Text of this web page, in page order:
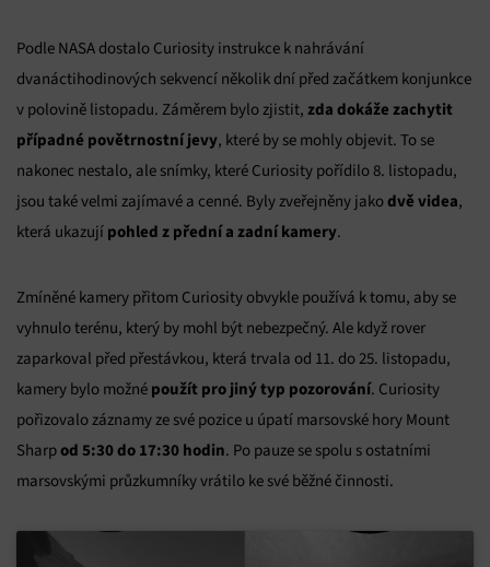
Podle NASA dostalo Curiosity instrukce k nahrávání
dvanáctihodinových sekvencí několik dní před začátkem konjunkce
v polovině listopadu. Záměrem bylo zjistit, zda dokáže zachytit
případné povětrnostní jevy, které by se mohly objevit. To se
nakonec nestalo, ale snímky, které Curiosity pořídilo 8. listopadu,
jsou také velmi zajímavé a cenné. Byly zveřejněny jakodvě videa,
která ukazují pohled z přední a zadní kamery.
Zmíněné kamery přitom Curiosity obvykle používá k tomu, aby se
vyhnulo terénu, který by mohl být nebezpečný. Ale když rover
zaparkoval před přestávkou, která trvala od 11. do 25. listopadu,
kamery bylo možné použít pro jiný typ pozorování. Curiosity
pořizovalo záznamy ze své pozice u úpatí marsovské hory Mount
Sharpod 5:30 do 17:30 hodin. Po pauze se spolu s ostatními
marsovskými průzkumníky vrátilo ke své běžné činnosti.